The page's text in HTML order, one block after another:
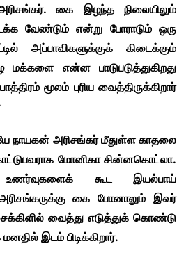
கை இழந்த நிலையிலும்
வேண்டும் என்று போராடும் ஒரு
அப்பாவிகளுக்குக் கிடைக்கும்
என்ன பாடுபடுத்துகிறது
மூலம் புரிய வைத்திருக்கிறார்
நாயகன் அரிசங்கர் மீதுள்ள காதலை
மோனிகா சின்னகொட்லா.
கூட இயல்பாய்
அரிசங்கருக்கு கை போனாலும் இவர்
வைத்து எடுத்துக் கொண்டு
இடம் பிடிக்கிறார்.